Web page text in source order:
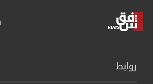
روابط